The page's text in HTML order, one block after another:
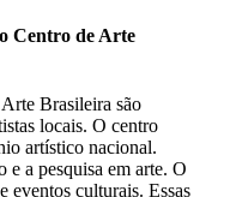
Centro de Arte
Brasileira são
locais. O centro
artístico nacional.
e a pesquisa em arte. O
eventos culturais. Essas